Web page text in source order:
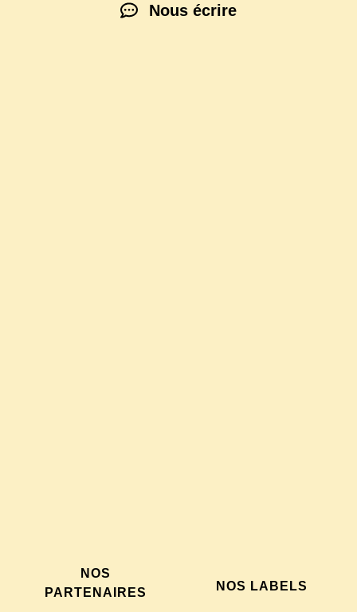
Nous écrire
NOS
PARTENAIRES
NOS LABELS